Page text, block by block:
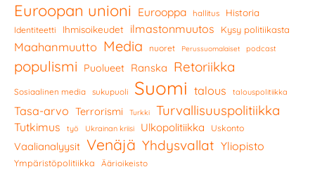
Euroopan unioni Eurooppa hallitus Historia
Identiteetti Ihmisoikeudet ilmastonmuutos Kysy politiikasta
Maahanmuutto Media nuoret Perussuomalaiset podcast
populismi Puolueet Ranska Retoriikka
Sosiaalinen media sukupuoli Suomi talous talouspolitiikka
Tasa-arvo Terrorismi Turkki Turvallisuuspolitiikka
Tutkimus työ Ukrainan kriisi Ulkopolitiikka Uskonto
Vaalianalyysit Venäjä Yhdysvallat Yliopisto
Ympäristöpolitiikka Äärioikeisto